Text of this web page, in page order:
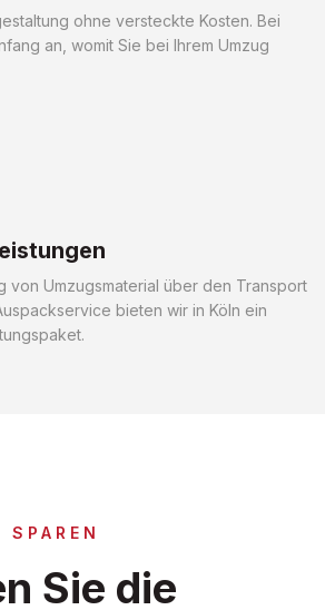
ohne versteckte Kosten. Bei
an, womit Sie bei Ihrem Umzug
von Umzugsmaterial über den Transport
bieten wir in Köln ein
SPAREN
Sie die